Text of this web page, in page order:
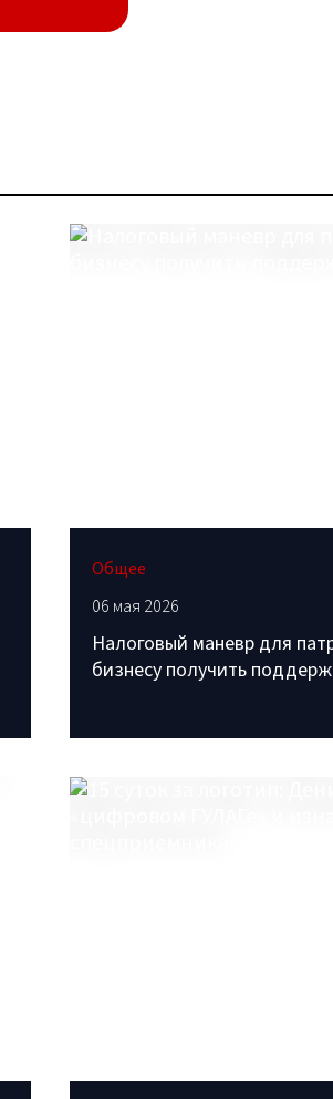
Общее
06 мая 2026
Налоговый маневр для
бизнесу получить